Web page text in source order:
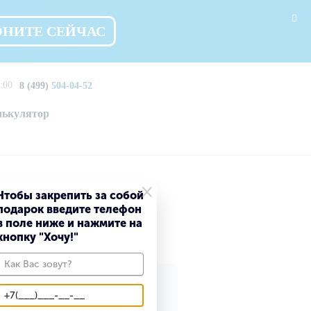
СЕЙЧАС
8 (499) 504-04-52
×
закрепить за собой
введите телефон
поле ниже и нажмите на
"Хочу!"